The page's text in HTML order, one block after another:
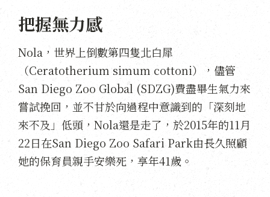
把握無力感
Nola，世界上倒數第四隻北白犀
（Ceratotherium simum cottoni），儘管
San Diego Zoo Global (SDZG)費盡畢生氣力來
嘗試挽回，並不甘於向過程中意識到的「深刻地
來不及」低頭，Nola還是走了，於2015年的11月
22日在San Diego Zoo Safari Park由長久照顧
她的保育員親手安樂死，享年41歲。